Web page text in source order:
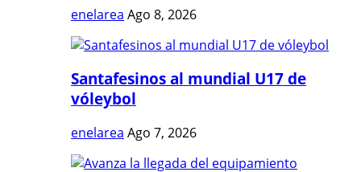
enelarea Ago 8, 2026
Santafesinos al mundial U17 de
vóleybol
enelarea Ago 7, 2026